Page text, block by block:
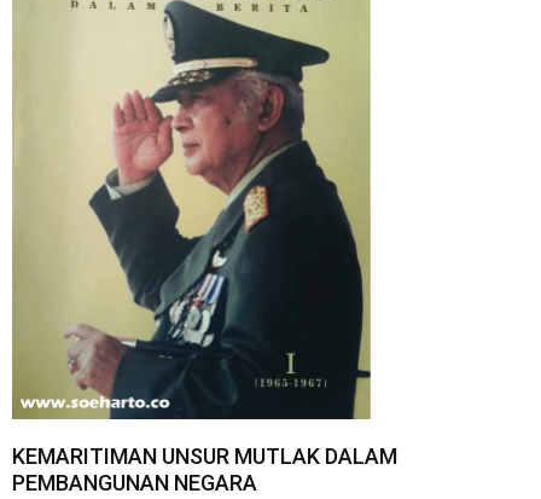
KEMARITIMAN UNSUR MUTLAK DALAM
PEMBANGUNAN NEGARA